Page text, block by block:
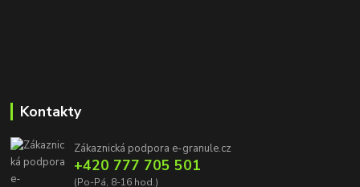
Kontakty
Zákaznická podpora e-granule.cz
+420 777 705 501
(Po-Pá, 8-16 hod.)